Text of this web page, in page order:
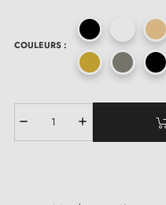
COULEURS :